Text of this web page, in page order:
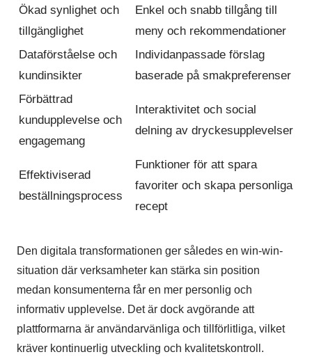
Ökad synlighet och
tillgänglighet
Enkel och snabb tillgång till
meny och rekommendationer
Dataförståelse och
kundinsikter
Individanpassade förslag
baserade på smakpreferenser
Förbättrad
kundupplevelse och
engagemang
Interaktivitet och social
delning av dryckesupplevelser
Effektiviserad
beställningsprocess
Funktioner för att spara
favoriter och skapa personliga
recept
Den digitala transformationen ger således en win-win-
situation där verksamheter kan stärka sin position
medan konsumenterna får en mer personlig och
informativ upplevelse. Det är dock avgörande att
plattformarna är användarvänliga och tillförlitliga, vilket
kräver kontinuerlig utveckling och kvalitetskontroll.